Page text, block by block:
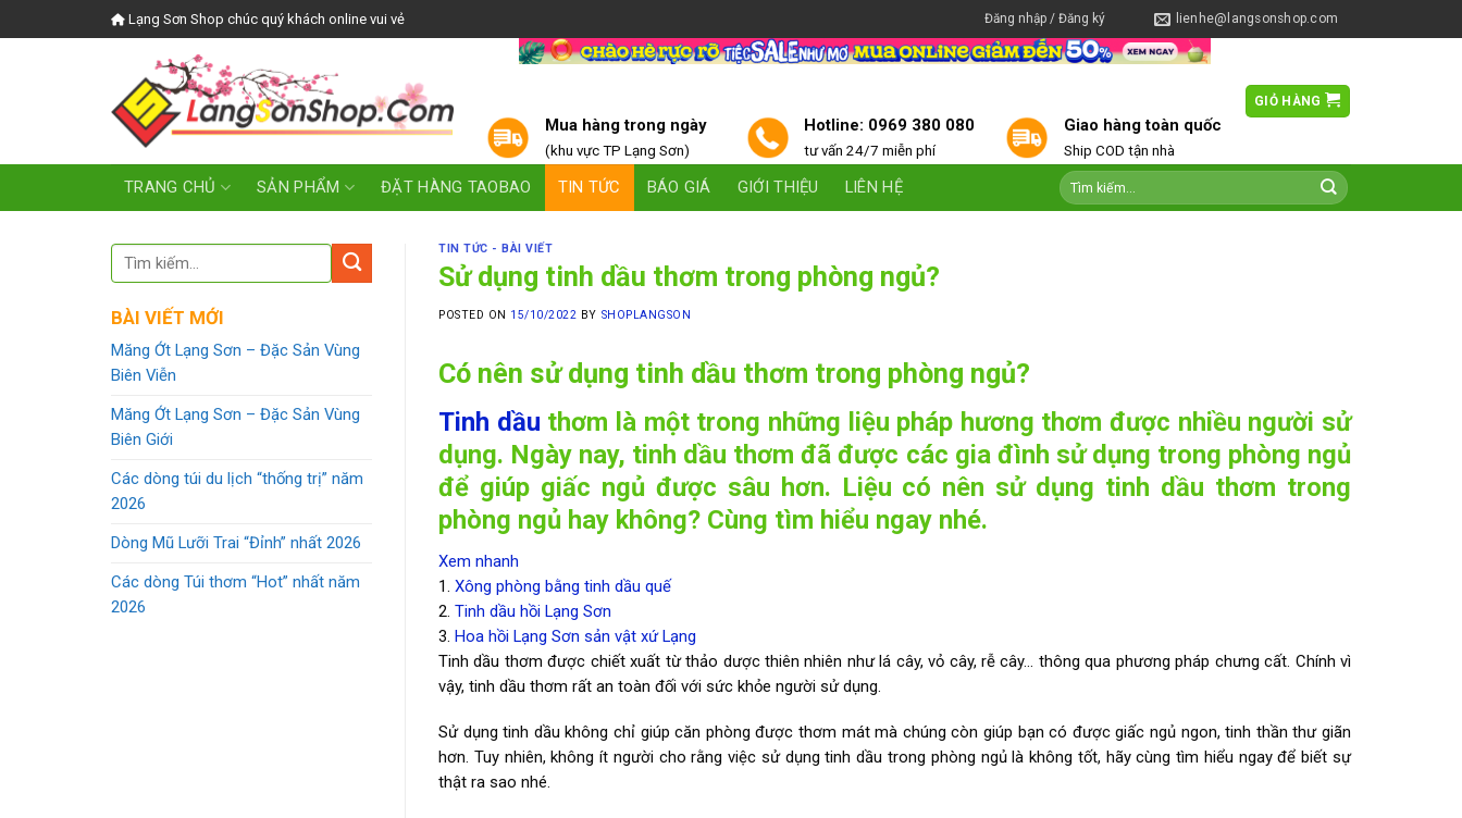
to
Lạng Sơn Shop chúc quý khách online vui vẻ Đăng nhập / Đăng ký lienhe@langsonshop.com
Mua hàng trong ngày
(khu vực TP Lạng Sơn)
Hotline: 0969 380 080
tư vấn 24/7 miễn phí
Giao hàng toàn quốc
Ship COD tận nhà
GIỎ HÀNG
TRANG CHỦ SẢN PHẨM ĐẶT HÀNG TAOBAO TIN TỨC BÁO GIÁ GIỚI THIỆU LIÊN HỆ
BÀI VIẾT MỚI
Măng Ớt Lạng Sơn – Đặc Sản Vùng
Biên Viễn
Măng Ớt Lạng Sơn – Đặc Sản Vùng
Biên Giới
Các dòng túi du lịch “thống trị” năm
2026
Dòng Mũ Lưỡi Trai “Đỉnh” nhất 2026
Các dòng Túi thơm “Hot” nhất năm
2026
TIN TỨC - BÀI VIẾT
Sử dụng tinh dầu thơm trong phòng ngủ?
POSTED ON 15/10/2022 BY SHOPLANGSON
Có nên sử dụng tinh dầu thơm trong phòng ngủ?
Tinh dầu thơm là một trong những liệu pháp hương thơm được nhiều người sử
dụng. Ngày nay, tinh dầu thơm đã được các gia đình sử dụng trong phòng ngủ
để giúp giấc ngủ được sâu hơn. Liệu có nên sử dụng tinh dầu thơm trong
phòng ngủ hay không? Cùng tìm hiểu ngay nhé.
Xem nhanh
1. Xông phòng bằng tinh dầu quế
2. Tinh dầu hồi Lạng Sơn
3. Hoa hồi Lạng Sơn sản vật xứ Lạng
Tinh dầu thơm được chiết xuất từ thảo dược thiên nhiên như lá cây, vỏ cây, rễ cây… thông qua phương pháp chưng cất. Chính vì
vậy, tinh dầu thơm rất an toàn đối với sức khỏe người sử dụng.
Sử dụng tinh dầu không chỉ giúp căn phòng được thơm mát mà chúng còn giúp bạn có được giấc ngủ ngon, tinh thần thư giãn
hơn. Tuy nhiên, không ít người cho rằng việc sử dụng tinh dầu trong phòng ngủ là không tốt, hãy cùng tìm hiểu ngay để biết sự
thật ra sao nhé.